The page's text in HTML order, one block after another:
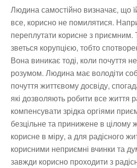
Людина самостійно визначає, що
все, корисно не помилятися.
переплутати корисне з приємним.
зветься корупцією, тобто
Вона виникає тоді, коли почуття
розумом. Людина має володіти
почуття життєвому досвіду,
які дозволяють робити все життя
компенсувати зрідка оргіями
безцільне та принижене в цілому
корисне в міру, а для радісного
корисними неприємні вчинки та
завжди корисно проходити з